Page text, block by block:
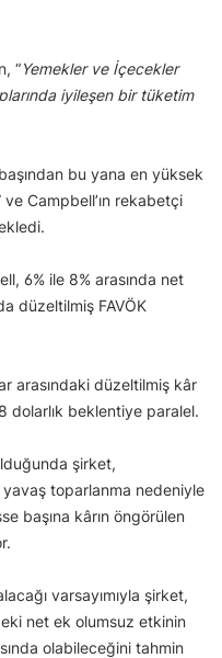
“Yemekler ve İçecekler
iyileşen bir tüketim
bu yana en yüksek
Campbell’ın rekabetçi
6% ile 8% arasında net
düzeltilmiş FAVÖK
arasındaki düzeltilmiş kâr
dolarlık beklentiye paralel.
şirket,
yavaş toparlanma nedeniyle
başına kârın öngörülen
varsayımıyla şirket,
net ek olumsuz etkinin
olabileceğini tahmin